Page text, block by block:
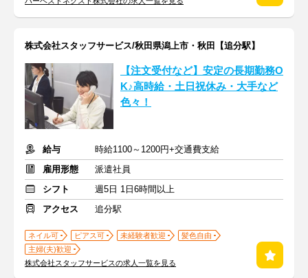
株式会社スタッフサービス/秋田県潟上市・秋田【追分駅】
【注文受付など】安定の長期勤務O
K♪高時給・土日祝休み・大手など
色々！
給与
時給1100～1200円+交通費支給
雇用形態
派遣社員
シフト
週5日 1日6時間以上
アクセス
追分駅
ネイル可 ピアス可 未経験者歓迎
髪色自由
主婦(夫)歓迎
株式会社スタッフサービスの求人一覧を見る